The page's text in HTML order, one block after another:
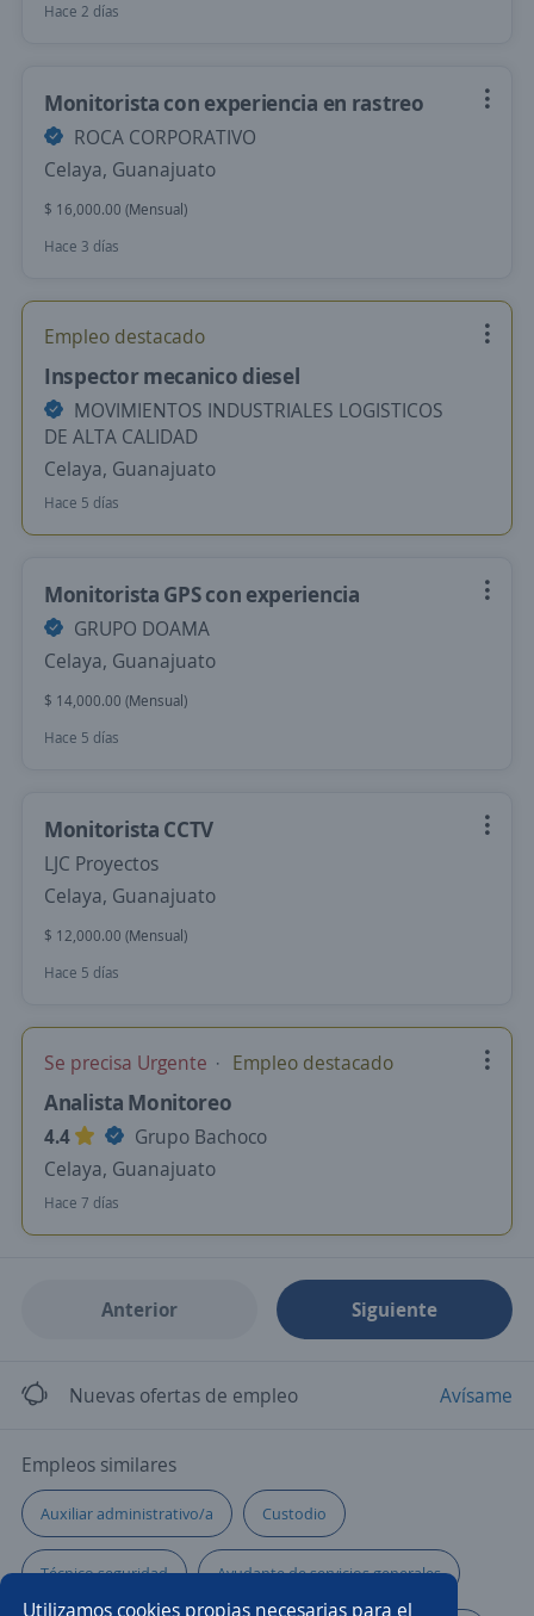
Utilizamos cookies propias necesarias para el
Hace 2 días
Monitorista con experiencia en rastreo
ROCA CORPORATIVO
Celaya, Guanajuato
$ 16,000.00 (Mensual)
Hace 3 días
Empleo destacado
Inspector mecanico diesel
MOVIMIENTOS INDUSTRIALES LOGISTICOS
DE ALTA CALIDAD
Celaya, Guanajuato
Hace 5 días
Monitorista GPS con experiencia
GRUPO DOAMA
Celaya, Guanajuato
$ 14,000.00 (Mensual)
Hace 5 días
Monitorista CCTV
LJC Proyectos
Celaya, Guanajuato
$ 12,000.00 (Mensual)
Hace 5 días
Se precisa Urgente Empleo destacado
Analista Monitoreo
4.4
Grupo Bachoco
Celaya, Guanajuato
Hace 7 días
Anterior Siguiente
Nuevas ofertas de empleo Avísame
Empleos similares
Auxiliar administrativo/a Custodio
Técnico seguridad Ayudante de servicios generales